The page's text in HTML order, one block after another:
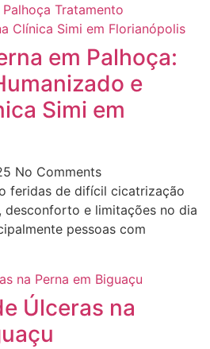
em Palhoça:
e
Simi em
No Comments
feridas de difícil cicatrização
desconforto e limitações no dia
pessoas com
Úlceras na